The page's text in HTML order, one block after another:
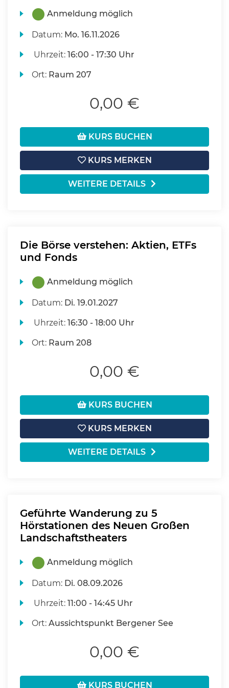
Anmeldung möglich
Datum: Mo. 16.11.2026
Uhrzeit:16:00 - 17:30 Uhr
Ort: Raum 207
0,00 €
KURS BUCHEN
KURS MERKEN
WEITERE DETAILS
Die Börse verstehen: Aktien, ETFs
und Fonds
Anmeldung möglich
Datum: Di. 19.01.2027
Uhrzeit:16:30 - 18:00 Uhr
Ort: Raum 208
0,00 €
KURS BUCHEN
KURS MERKEN
WEITERE DETAILS
Geführte Wanderung zu 5
Hörstationen des Neuen Großen
Landschaftstheaters
Anmeldung möglich
Datum: Di. 08.09.2026
Uhrzeit:11:00 - 14:45 Uhr
Ort:Aussichtspunkt Bergener See
0,00 €
KURS BUCHEN